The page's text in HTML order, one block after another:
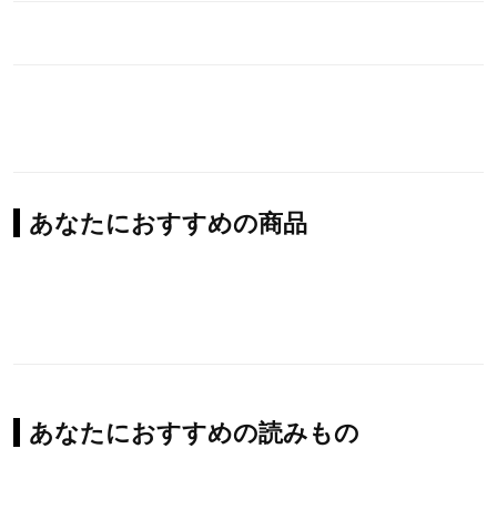
あなたにおすすめの商品
あなたにおすすめの読みもの